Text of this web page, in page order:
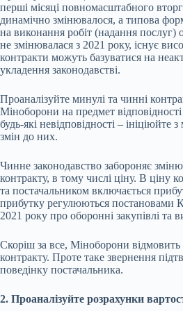
перші місяці повномасштабного
динамічно змінювалося, а типова
на виконання робіт (надання послуг)
не змінювалася з 2021 року, існує
контракти можуть базуватися на
укладення законодавстві.
Проаналізуйте минулі та чинні
Міноборони на предмет
будь-які невідповідності – ініціюйте
змін до них.
Чинне законодавство забороняє
контракту, в тому числі ціну. В ціну
та постачальником включається
прибутку регулюються постановами
2021 року про оборонні закупівлі
Скоріш за все, Міноборони відмовить
контракту. Проте таке звернення
поведінку постачальника.
2. Проаналізуйте розрахунки